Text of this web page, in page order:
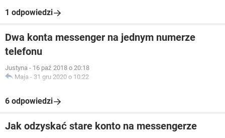
1 odpowiedzi
Dwa konta messenger na jednym numerze
telefonu
Justyna - 16 paź 2018 o 20:18
Maja - 31 gru 2020 o 10:22
6 odpowiedzi
Jak odzyskać stare konto na messengerze